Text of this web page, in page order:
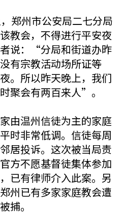
郑州市公安局二七分局
教会，不得进行平安夜
说：“分局和街道办昨
有宗教活动场所证等
。所以昨天晚上，我们
聚会有两百来人”。
由温州信徒为主的家庭
时非常低调。信徒每周
居投诉。这次被当局责
方不愿基督徒集体参加
已有律师介入此案。另
州已有多家家庭教会遭
捕。